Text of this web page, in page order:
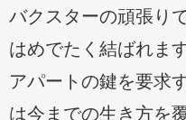
バクスターの頑張り
はめでたく結ばれま
アパートの鍵を要求
は今までの生き方を